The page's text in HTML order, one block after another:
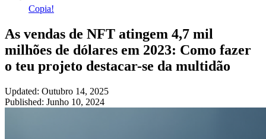
Copia!
As vendas de NFT atingem 4,7 mil
milhões de dólares em 2023: Como fazer
o teu projeto destacar-se da multidão
Updated: Outubro 14, 2025
Published: Junho 10, 2024